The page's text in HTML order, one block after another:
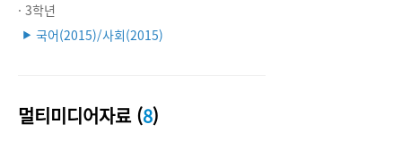
· 3학년
▶ 국어(2015)/사회(2015)
멀티미디어자료 (8)